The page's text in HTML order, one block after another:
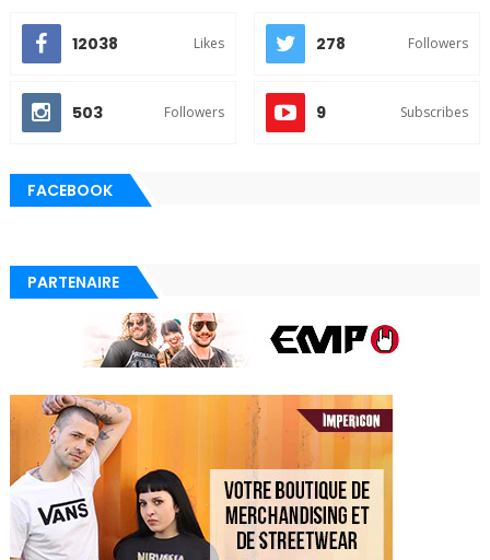
12038 Likes 278 Followers
503 Followers 9 Subscribes
FACEBOOK
PARTENAIRE